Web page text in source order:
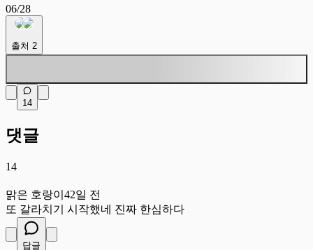
06/28
출처 2
14
댓글
14
맑은 호랑이 42일 전
또 갈라치기 시작했네 진짜 한심하다
답글